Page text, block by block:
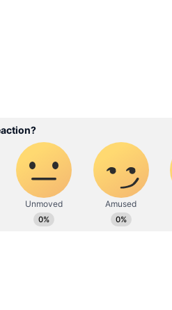
Hero Super Splendor: తక్కువ
ధరలోనే లీటరుకు 72km మైలేజీ
ఇచ్చే హీరో కొత్త సూపర్ బైక్ ఇది..
ఫీచర్లు చూస్తే మైండ్ బ్లాకే!